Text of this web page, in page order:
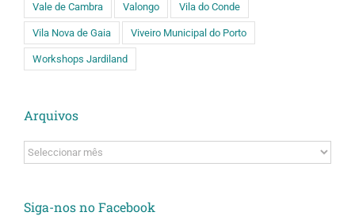
Vale de Cambra Valongo Vila do Conde
Vila Nova de Gaia Viveiro Municipal do Porto
Workshops Jardiland
Arquivos
Arquivos
Siga-nos no Facebook